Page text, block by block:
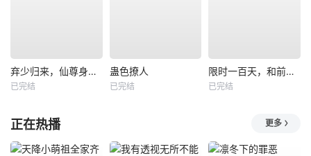
弃少归来，仙尊身份被全网曝光
已完结
蛊色撩人
已完结
限时一百天，和前夫谈恋爱
已完结
正在热播 更多